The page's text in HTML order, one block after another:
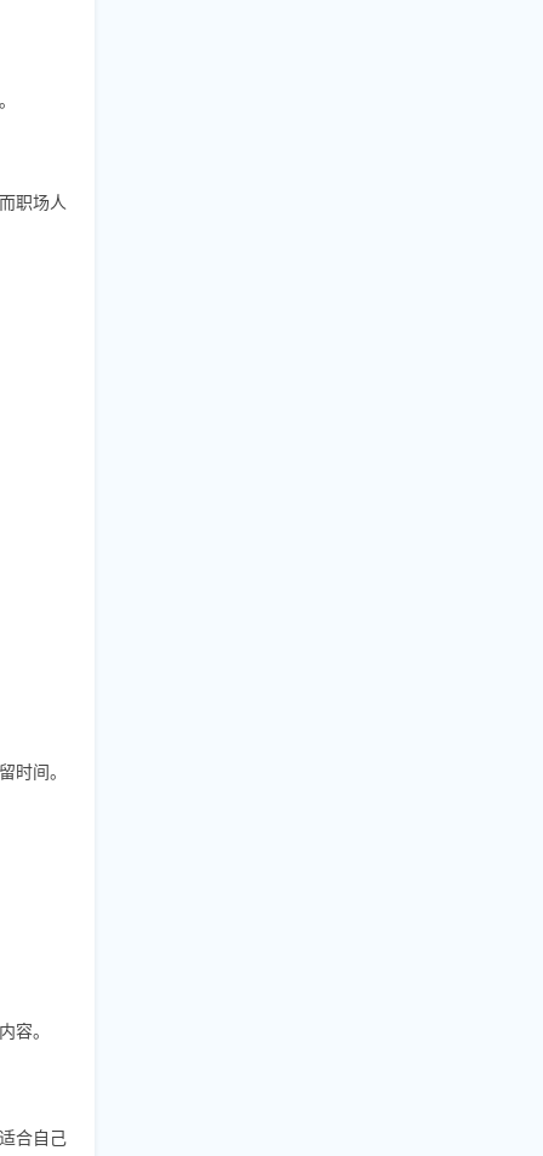
职场人
时间。
容。
合自己